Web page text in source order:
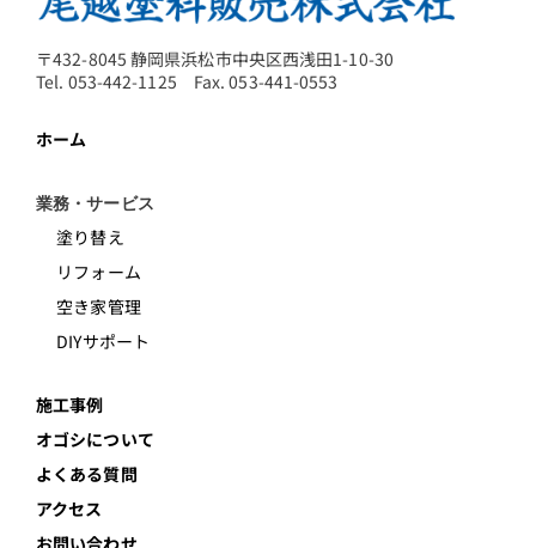
〒432-8045 静岡県浜松市中央区西浅田1-10-30
Tel. 053-442-1125 Fax. 053-441-0553
ホーム
業務・サービス
塗り替え
リフォーム
空き家管理
DIYサポート
施工事例
オゴシについて
よくある質問
アクセス